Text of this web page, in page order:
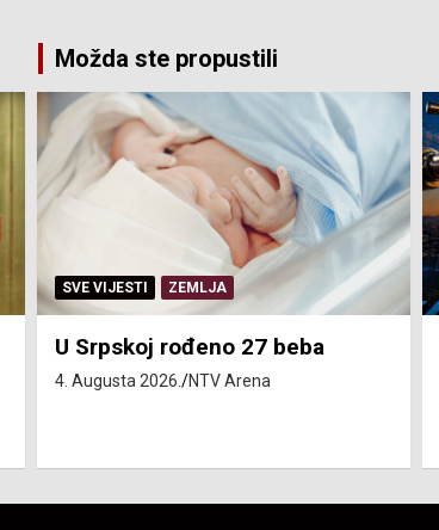
Možda ste propustili
SERVISNE INFORMACIJE
Isključenja vode – utorak 4.
avgust